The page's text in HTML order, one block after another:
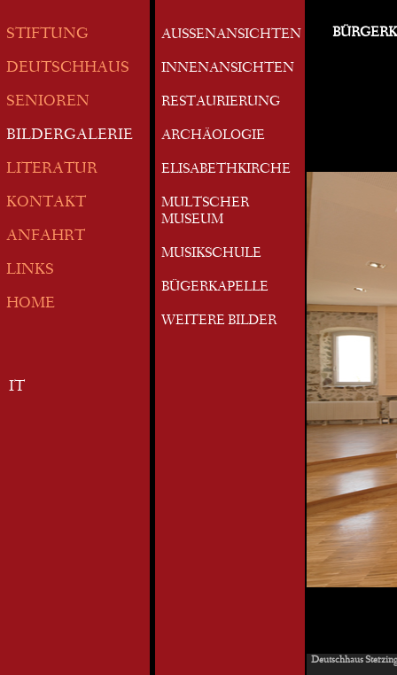
STIFTUNG
DEUTSCHHAUS
SENIOREN
BILDERGALERIE
LITERATUR
KONTAKT
ANFAHRT
LINKS
HOME
IT
AUSSENANSICHTEN
INNENANSICHTEN
RESTAURIERUNG
ARCHÄOLOGIE
ELISABETHKIRCHE
MULTSCHER
MUSEUM
MUSIKSCHULE
BÜGERKAPELLE
WEITERE BILDER
Deutschhaus